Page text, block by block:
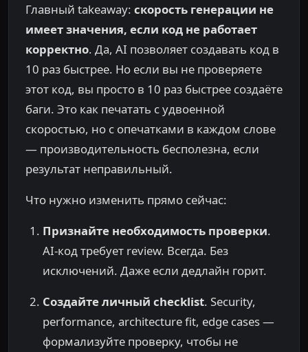
Главный takeaway: скорость генерации не
имеет значения, если код не работает
корректно. Да, AI позволяет создавать код в
10 раз быстрее. Но если вы не проверяете
этот код, вы просто в 10 раз быстрее создаёте
баги. Это как печатать с удвоенной
скоростью, но с опечатками в каждом слове
— производительность бесполезна, если
результат неправильный.
Что нужно изменить прямо сейчас:
Признайте необходимость проверки.
AI-код требует review. Всегда. Без
исключений. Даже если дедлайн горит.
Создайте личный checklist. Security,
performance, architecture fit, edge cases —
формализуйте проверку, чтобы не